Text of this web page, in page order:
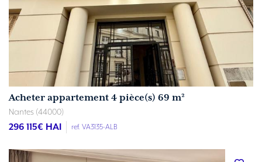
Acheter appartement 4 pièce(s) 69 m²
Nantes (44000)
296 115€ HAI ref. VA3135-ALB